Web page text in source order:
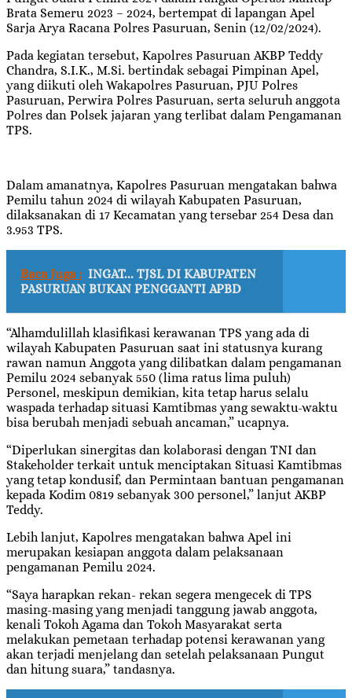
Brata Semeru 2023 – 2024, bertempat di lapangan Apel
Sarja Arya Racana Polres Pasuruan, Senin (12/02/2024).
Pada kegiatan tersebut, Kapolres Pasuruan AKBP Teddy
Chandra, S.I.K., M.Si. bertindak sebagai Pimpinan Apel,
yang diikuti oleh Wakapolres Pasuruan, PJU Polres
Pasuruan, Perwira Polres Pasuruan, serta seluruh anggota
Polres dan Polsek jajaran yang terlibat dalam Pengamanan
TPS.
Dalam amanatnya, Kapolres Pasuruan mengatakan bahwa
Pemilu tahun 2024 di wilayah Kabupaten Pasuruan,
dilaksanakan di 17 Kecamatan yang tersebar 254 Desa dan
3.953 TPS.
Baca Juga : INGAT... TJSL DI KABUPATEN
PASURUAN BUKAN PENGGANTI APBD
“Alhamdulillah klasifikasi kerawanan TPS yang ada di
wilayah Kabupaten Pasuruan saat ini statusnya kurang
rawan namun Anggota yang dilibatkan dalam pengamanan
Pemilu 2024 sebanyak 550 (lima ratus lima puluh)
Personel, meskipun demikian, kita tetap harus selalu
waspada terhadap situasi Kamtibmas yang sewaktu-waktu
bisa berubah menjadi sebuah ancaman,” ucapnya.
“Diperlukan sinergitas dan kolaborasi dengan TNI dan
Stakeholder terkait untuk menciptakan Situasi Kamtibmas
yang tetap kondusif, dan Permintaan bantuan pengamanan
kepada Kodim 0819 sebanyak 300 personel,” lanjut AKBP
Teddy.
Lebih lanjut, Kapolres mengatakan bahwa Apel ini
merupakan kesiapan anggota dalam pelaksanaan
pengamanan Pemilu 2024.
“Saya harapkan rekan- rekan segera mengecek di TPS
masing-masing yang menjadi tanggung jawab anggota,
kenali Tokoh Agama dan Tokoh Masyarakat serta
melakukan pemetaan terhadap potensi kerawanan yang
akan terjadi menjelang dan setelah pelaksanaan Pungut
dan hitung suara,” tandasnya.